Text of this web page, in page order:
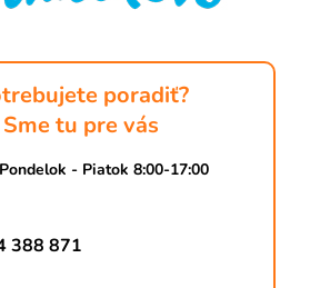
p
i
u
poradiť?
Sme tu pre vás
Pondelok - Piatok 8:00-17:00
388 871